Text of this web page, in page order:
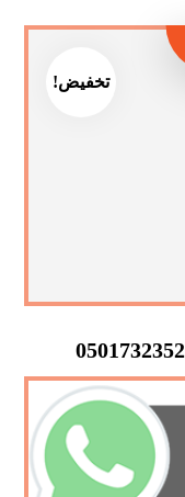
تخفيض!